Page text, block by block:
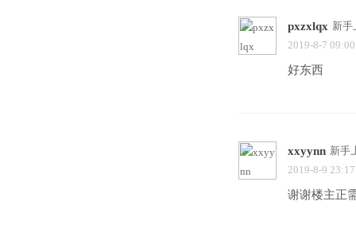
pxzxlqx 新手
2019-8-7
好东西
xxyynn 新手
2019-8-9
谢谢楼主正